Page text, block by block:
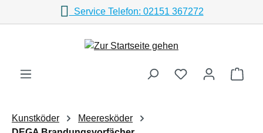
Zum Hauptinhalt springenService Telefon: 02151 367272
Kunstköder
Meeresköder